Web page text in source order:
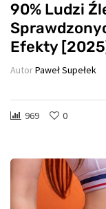
90% Ludzi
Efekty
AutorPaweł Supełek
969 0